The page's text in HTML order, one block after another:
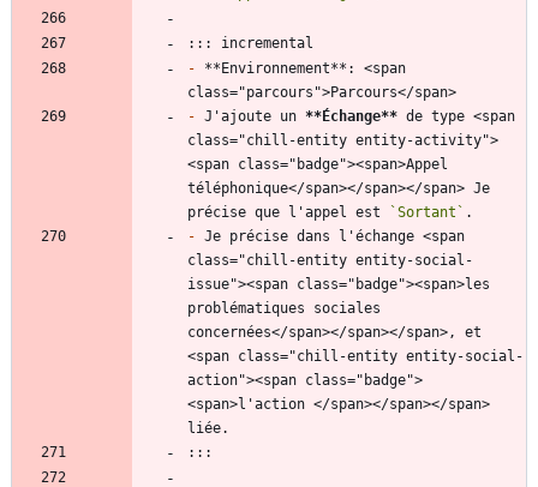
- **Environnement**: <span
- J'ajoute un **Échange** de type <span
class="chill-entity entity-activity">
<span class="badge"><span>Appel
téléphonique</span></span></span> Je
précise que l'appel est
`Sortant`
- Je précise dans l'échange <span
class="chill-entity entity-social-
issue"><span class="badge"><span>les
problématiques sociales
concernées</span></span></span>, et
<span class="chill-entity entity-social-
action"><span class="badge">
<span>l'action </span></span></span>